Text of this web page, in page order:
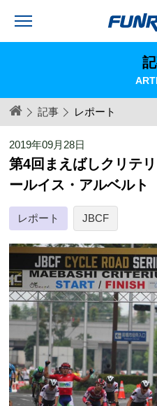
記事 レポート
2019年09月28日
第4回まえばしクリテ
ールイス・アルベルト
レポート JBCF